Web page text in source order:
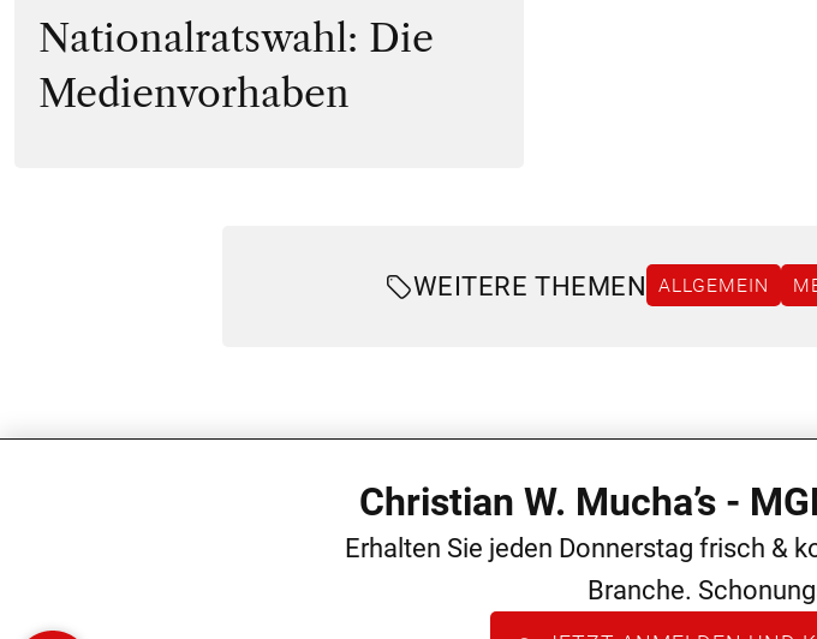
Nationalratswahl: Die
Medienvorhaben
WEITERE THEMEN ALLGEMEIN
Christian W. Mucha’s -
Erhalten Sie jeden Donnerstag frisch &
Branche.